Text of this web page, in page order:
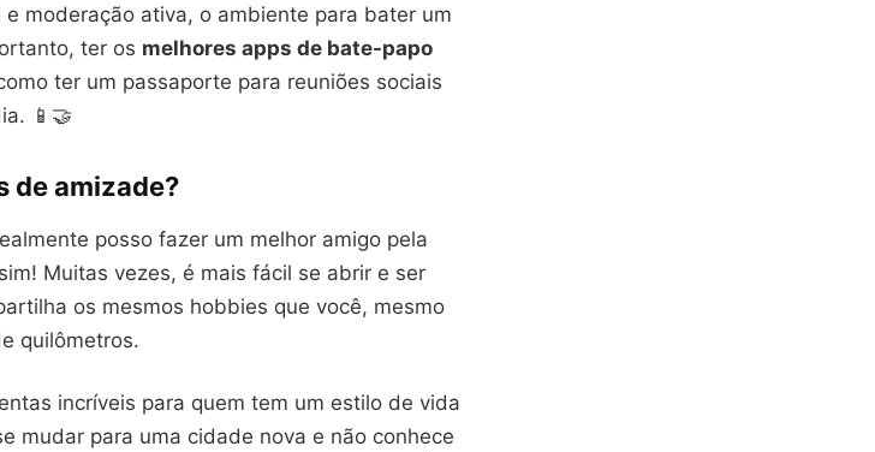
moderação ativa, o ambiente para bater um
ter os melhores apps de bate-papo
ter um passaporte para reuniões sociais
📱🤝
de amizade?
posso fazer um melhor amigo pela
Muitas vezes, é mais fácil se abrir e ser
os mesmos hobbies que você, mesmo
quilômetros.
incríveis para quem tem um estilo de vida
mudar para uma cidade nova e não conhece